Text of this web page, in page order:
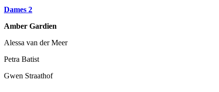
Dames 2
Amber Gardien
Alessa van der Meer
Petra Batist
Gwen Straathof